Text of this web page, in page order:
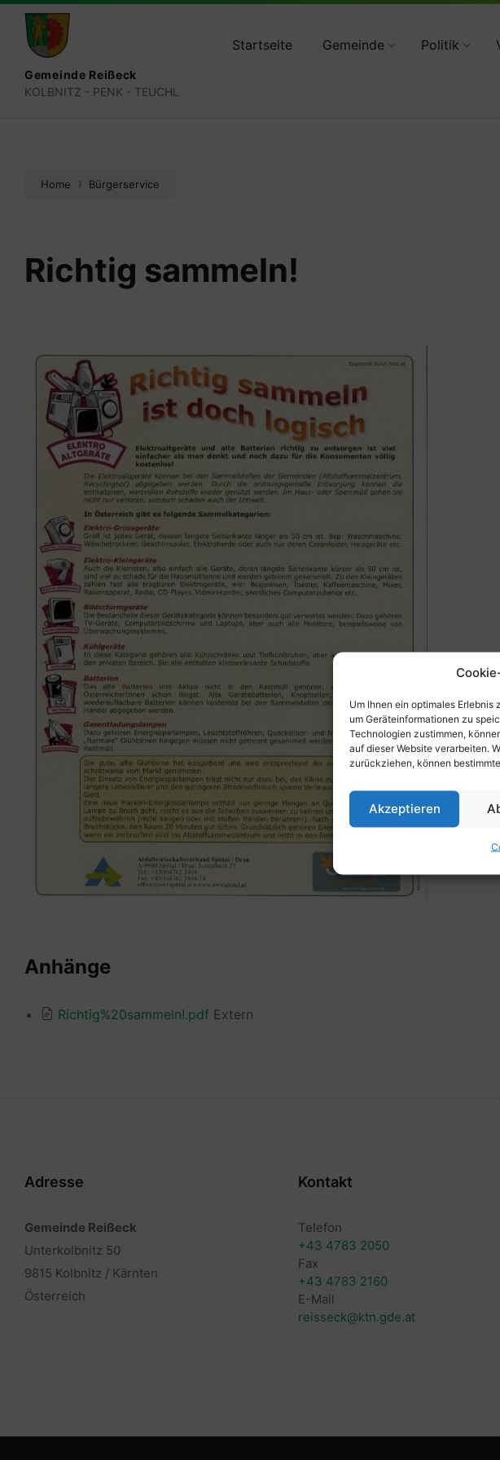
Um Ihnen ein optimales
um Geräteinformationen zu
Technologien zustimmen,
auf dieser Website verarbeiten.
zurückziehen, können
Akzeptieren
Skip
content
Skip
main
navigation
Skip
footer
reisseck@ktn.gde.at
Gemeinde Reißeck
KOLBNITZ - PENK - TEUCHL
Startseite Gemeinde Politik
Home Bürgerservice
Richtig sammeln!
Anhänge
Richtig%20sammeln!.pdf Extern
Adresse
Gemeinde Reißeck
Unterkolbnitz 50
9815 Kolbnitz / Kärnten
Österreich
Kontakt
Telefon
+43 4783 2050
Fax
+43 4783 2160
E-Mail
reisseck@ktn.gde.at